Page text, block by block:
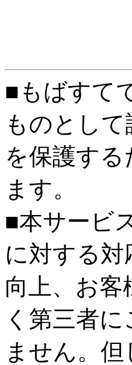
■もばすて
ものとし
を保護す
ます。
■本サービ
に対する
向上、お
く第三者
ません。